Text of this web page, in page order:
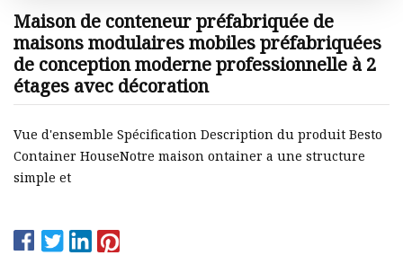
Maison de conteneur préfabriquée de
maisons modulaires mobiles préfabriquées
de conception moderne professionnelle à 2
étages avec décoration
Vue d'ensemble Spécification Description du produit Besto
Container HouseNotre maison ontainer a une structure
simple et